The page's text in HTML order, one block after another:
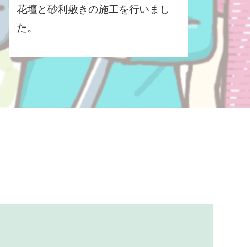
花壇と砂利敷きの施工を行いまし
た。